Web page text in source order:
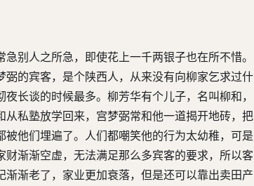
别人之所急，即使花上一千两银子也在所不惜。
的宾客，是个陕西人，从来没有向柳家乞求过什
长谈的时候最多。柳芳华有个儿子，名叫柳和，
私塾放学回来，宫梦弼常和他一道揭开地砖，把
他们埋遍了。人们都嘲笑他的行为太幼稚，可是
渐渐空虚，无法满足那么多宾客的要求，所以客
渐老了，家业更加衰落，但是还可以靠出卖田产